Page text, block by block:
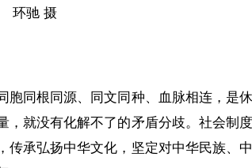
环驰 摄
胞同根同源、同文同种、血脉相连，是
就没有化解不了的矛盾分歧。社会制
承弘扬中华文化，坚定对中华民族、